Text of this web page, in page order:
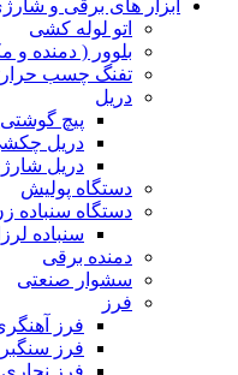
ابزار های برقی و
اتو لوله کشی
بلوور ( دمنده و
تفنگ چسب
دریل
پیچ
دریل
دریل
دستگاه پولیش
دستگاه سنباده
سنباده
دمنده برقی
سشوار صنعتی
فرز
فرز
فرز
فرز